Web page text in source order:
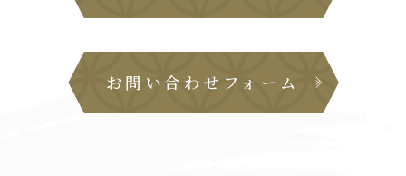
お問い合わせフォーム